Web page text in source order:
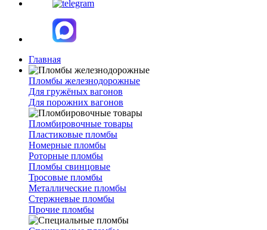
Главная
Пломбы железнодорожные
Для гружёных вагонов
Для порожних вагонов
Пломбировочные товары
Пластиковые пломбы
Номерные пломбы
Роторные пломбы
Пломбы свинцовые
Тросовые пломбы
Металлические пломбы
Стержневые пломбы
Прочие пломбы